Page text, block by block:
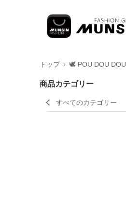
トップ 🕊️ POU DOU DOU
商品カテゴリー
すべてのカテゴリー